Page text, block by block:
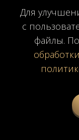
Для
с
файлы.